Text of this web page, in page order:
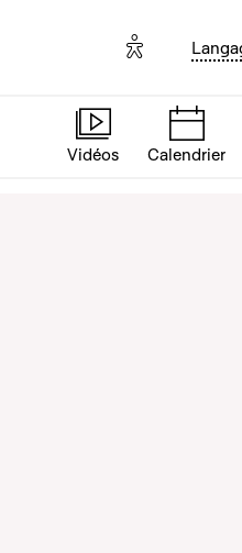
Options
Vidéos Calendrier